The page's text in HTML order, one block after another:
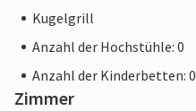
Kugelgrill
Anzahl der Hochstühle: 0
Anzahl der Kinderbetten: 0
Zimmer